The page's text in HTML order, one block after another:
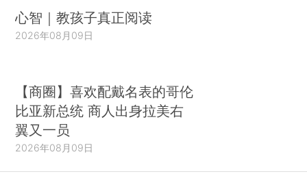
心智｜教孩子真正阅读
2026年08月09日
【商圈】喜欢配戴名表的哥伦
比亚新总统 商人出身拉美右
翼又一员
2026年08月09日